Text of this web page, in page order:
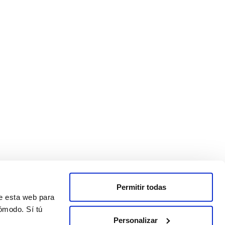
esta web para
Sí tú
Permitir todas
Personalizar